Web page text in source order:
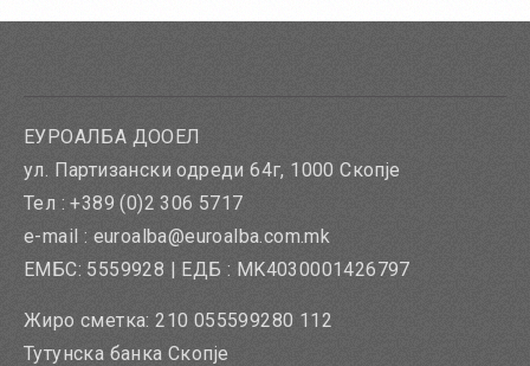
ЕУРОАЛБА ДООЕЛ
ул. Партизански одреди 64г, 1000 Скопје
Тел : +389 (0)2 306 5717
e-mail : euroalba@euroalba.com.mk
ЕМБС: 5559928 | ЕДБ : MK4030001426797
Жиро сметка: 210 055599280 112
Тутунска банка Скопје